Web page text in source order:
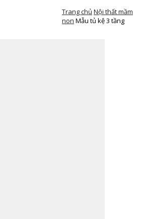
Trang chủ Nội thất mầm
non Mẫu tủ kệ 3 tầng